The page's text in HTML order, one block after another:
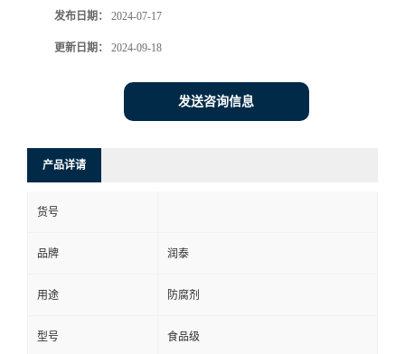
发布日期： 2024-07-17
更新日期： 2024-09-18
发送咨询信息
产品详请
货号
品牌 润泰
用途 防腐剂
型号 食品级